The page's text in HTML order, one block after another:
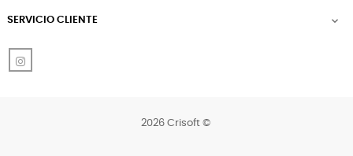
SERVICIO CLIENTE 
2026 Crisoft ©